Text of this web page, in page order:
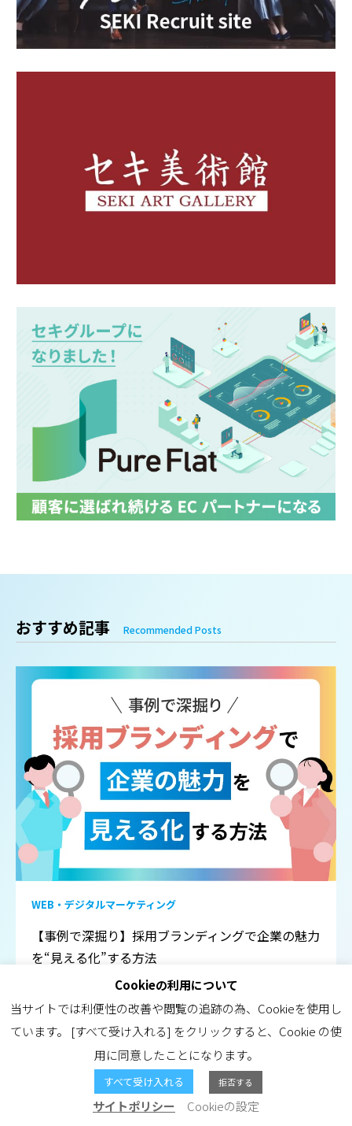
おすすめ記事 Recommended Posts
WEB・デジタルマーケティング
【事例で深掘り】採用ブランディングで企業の魅力
を“見える化”する方法
Cookieの利用について
当サイトでは利便性の改善や閲覧の追跡の為、Cookieを使用し
ています。 [すべて受け入れる] をクリックすると、Cookie の使
用に同意したことになります。
すべて受け入れる 拒否する
サイトポリシー Cookieの設定